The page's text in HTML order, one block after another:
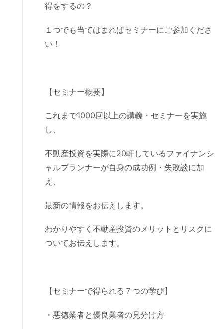
得をするの？
１つでも当てはまればセミナーにご参加くださ
い！
【セミナー概要】
これまで1000回以上の講義・セミナーを実施
し、
不動産投資を実際に20軒しているファイナンシ
ャルプランナーが自身の成功例・失敗談に加
え、
最新の情報をお伝えします。
わかりやすく不動産投資のメリットとリスクに
ついてお伝えします。
【セミナーで得られる７つの学び】
・悪徳業者と優良業者の見分け方